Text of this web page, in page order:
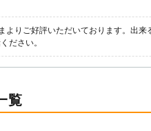
よりご好評いただいております。出来
ださい。
覧